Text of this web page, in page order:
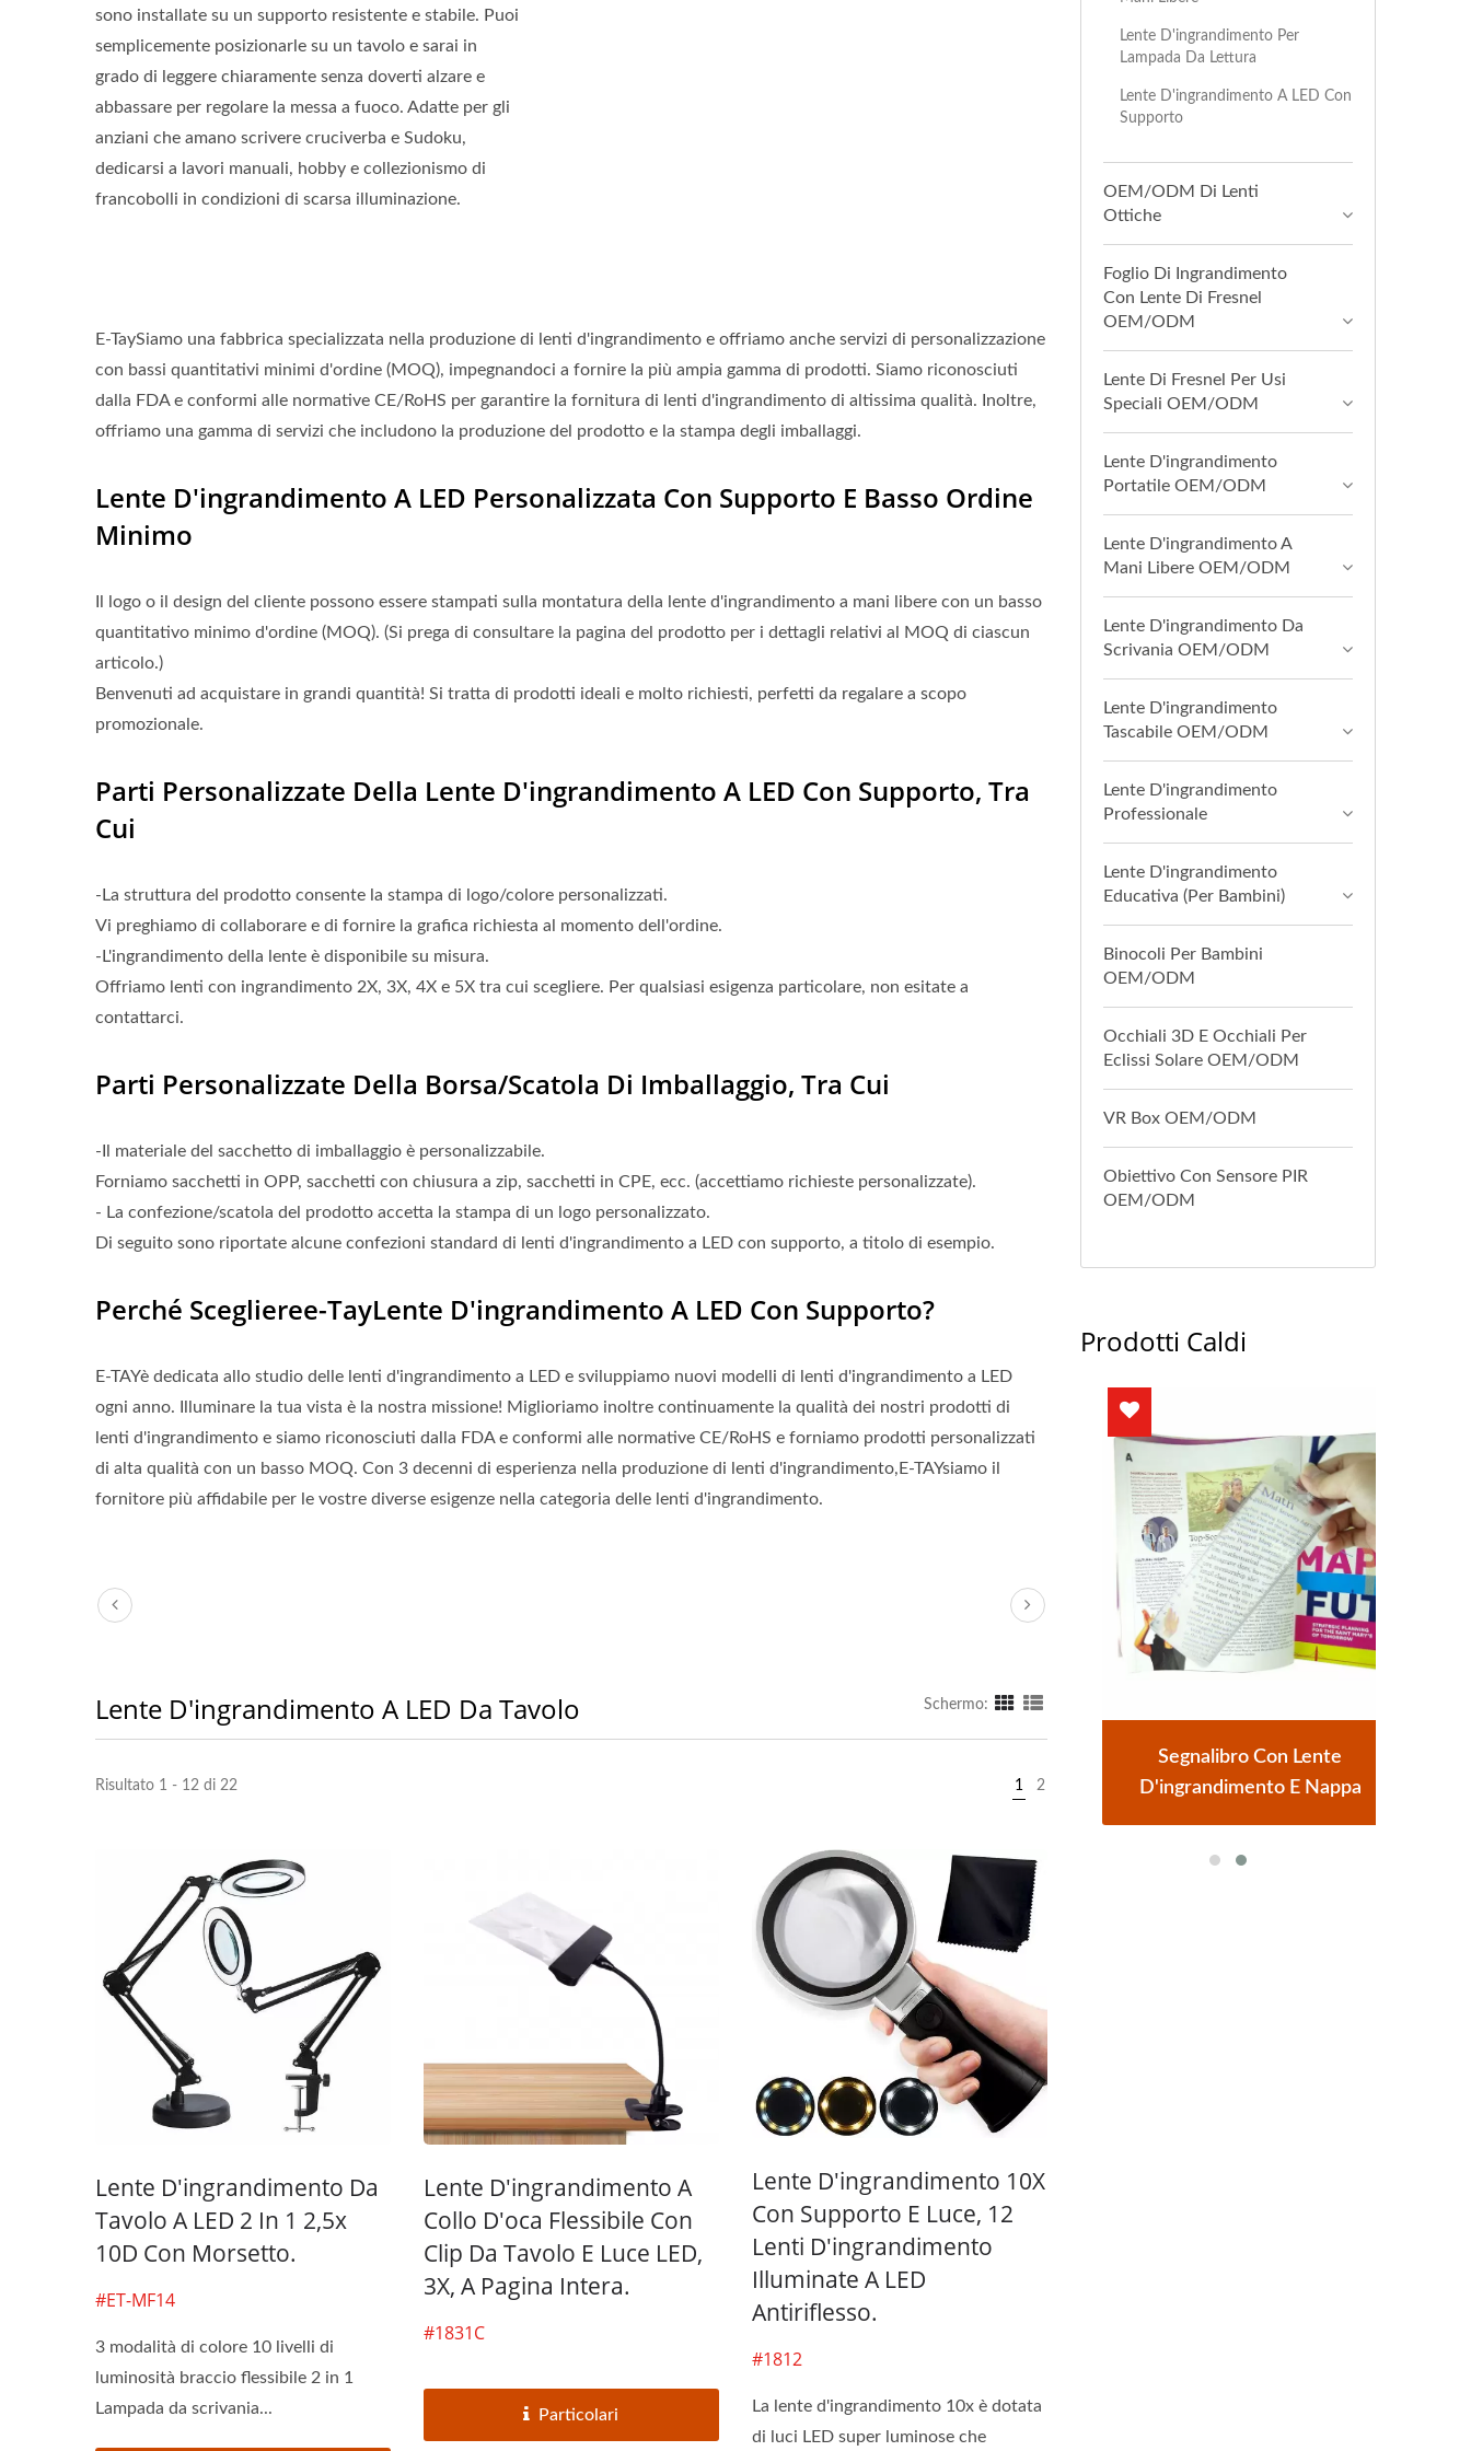
sono installate su un supporto resistente e stabile. Puoi
semplicemente posizionarle su un tavolo e sarai in
grado di leggere chiaramente senza doverti alzare e
abbassare per regolare la messa a fuoco. Adatte per gli
anziani che amano scrivere cruciverba e Sudoku,
dedicarsi a lavori manuali, hobby e collezionismo di
francobolli in condizioni di scarsa illuminazione.
E-TaySiamo una fabbrica specializzata nella produzione di lenti d'ingrandimento e offriamo anche servizi di personalizzazione
con bassi quantitativi minimi d'ordine (MOQ), impegnandoci a fornire la più ampia gamma di prodotti. Siamo riconosciuti
dalla FDA e conformi alle normative CE/RoHS per garantire la fornitura di lenti d'ingrandimento di altissima qualità. Inoltre,
offriamo una gamma di servizi che includono la produzione del prodotto e la stampa degli imballaggi.
Lente D'ingrandimento A LED Personalizzata Con Supporto E Basso Ordine
Minimo
Il logo o il design del cliente possono essere stampati sulla montatura della lente d'ingrandimento a mani libere con un basso
quantitativo minimo d'ordine (MOQ). (Si prega di consultare la pagina del prodotto per i dettagli relativi al MOQ di ciascun
articolo.)
Benvenuti ad acquistare in grandi quantità! Si tratta di prodotti ideali e molto richiesti, perfetti da regalare a scopo
promozionale.
Parti Personalizzate Della Lente D'ingrandimento A LED Con Supporto, Tra
Cui
-La struttura del prodotto consente la stampa di logo/colore personalizzati.
Vi preghiamo di collaborare e di fornire la grafica richiesta al momento dell'ordine.
-L'ingrandimento della lente è disponibile su misura.
Offriamo lenti con ingrandimento 2X, 3X, 4X e 5X tra cui scegliere. Per qualsiasi esigenza particolare, non esitate a
contattarci.
Parti Personalizzate Della Borsa/scatola Di Imballaggio, Tra Cui
-Il materiale del sacchetto di imballaggio è personalizzabile.
Forniamo sacchetti in OPP, sacchetti con chiusura a zip, sacchetti in CPE, ecc. (accettiamo richieste personalizzate).
- La confezione/scatola del prodotto accetta la stampa di un logo personalizzato.
Di seguito sono riportate alcune confezioni standard di lenti d'ingrandimento a LED con supporto, a titolo di esempio.
Perché Sceglieree-TayLente D'ingrandimento A LED Con Supporto?
E-TAYè dedicata allo studio delle lenti d'ingrandimento a LED e sviluppiamo nuovi modelli di lenti d'ingrandimento a LED
ogni anno. Illuminare la tua vista è la nostra missione! Miglioriamo inoltre continuamente la qualità dei nostri prodotti di
lenti d'ingrandimento e siamo riconosciuti dalla FDA e conformi alle normative CE/RoHS e forniamo prodotti personalizzati
di alta qualità con un basso MOQ. Con 3 decenni di esperienza nella produzione di lenti d'ingrandimento,E-TAYsiamo il
fornitore più affidabile per le vostre diverse esigenze nella categoria delle lenti d'ingrandimento.
Lente D'ingrandimento A LED Da Tavolo Schermo:
Risultato 1 - 12 di 22 1 2
Lente D'ingrandimento Da
Tavolo A LED 2 In 1 2,5x
10D Con Morsetto.
#ET-MF14
3 modalità di colore 10 livelli di
luminosità braccio flessibile 2 in 1
Lampada da scrivania...
Lente D'ingrandimento A
Collo D'oca Flessibile Con
Clip Da Tavolo E Luce LED,
3X, A Pagina Intera.
#1831C
Particolari
Lente D'ingrandimento 10X
Con Supporto E Luce, 12
Lenti D'ingrandimento
Illuminate A LED
Antiriflesso.
#1812
La lente d'ingrandimento 10x è dotata
di luci LED super luminose che
Lente D'ingrandimento Per
Lampada Da Lettura
Lente D'ingrandimento A LED Con
Supporto
OEM/ODM Di Lenti
Ottiche
Foglio Di Ingrandimento
Con Lente Di Fresnel
OEM/ODM
Lente Di Fresnel Per Usi
Speciali OEM/ODM
Lente D'ingrandimento
Portatile OEM/ODM
Lente D'ingrandimento A
Mani Libere OEM/ODM
Lente D'ingrandimento Da
Scrivania OEM/ODM
Lente D'ingrandimento
Tascabile OEM/ODM
Lente D'ingrandimento
Professionale
Lente D'ingrandimento
Educativa (per Bambini)
Binocoli Per Bambini
OEM/ODM
Occhiali 3D E Occhiali Per
Eclissi Solare OEM/ODM
VR Box OEM/ODM
Obiettivo Con Sensore PIR
OEM/ODM
Prodotti Caldi
3X Per La Lettura Di Pagine
3X Per La Lettura Di Pagine
Segnalibro Con Lente
D'ingrandimento E Nappa